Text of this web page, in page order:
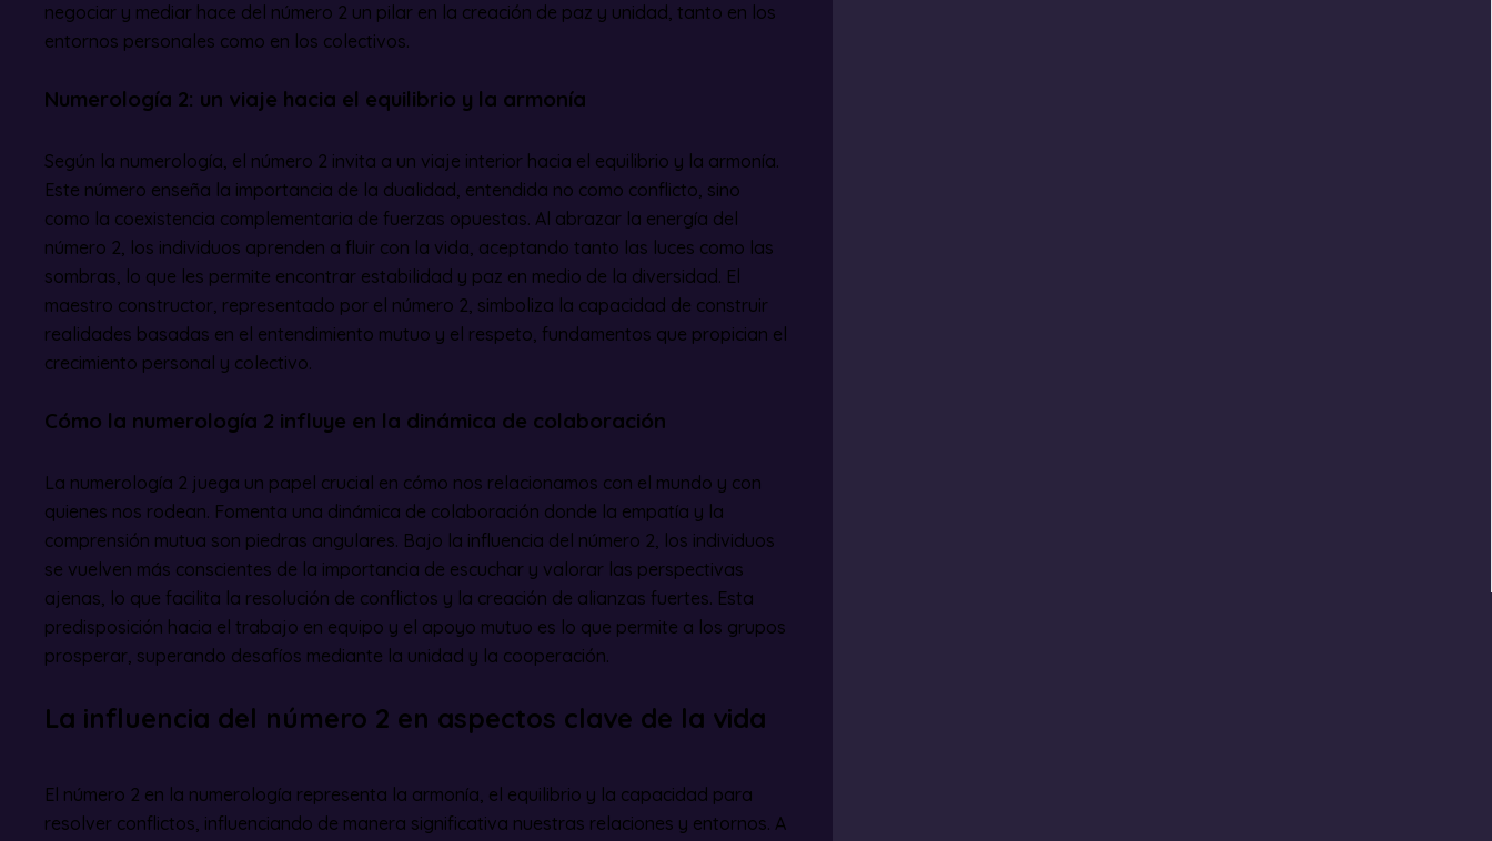
negociar y mediar hace del número 2 un pilar en la creación de paz y unidad, tanto en los
entornos personales como en los colectivos.
Numerología 2: un viaje hacia el equilibrio y la armonía
Según la numerología, el número 2 invita a un viaje interior hacia el equilibrio y la armonía.
Este número enseña la importancia de la dualidad, entendida no como conflicto, sino
como la coexistencia complementaria de fuerzas opuestas. Al abrazar la energía del
número 2, los individuos aprenden a fluir con la vida, aceptando tanto las luces como las
sombras, lo que les permite encontrar estabilidad y paz en medio de la diversidad. El
maestro constructor, representado por el número 2, simboliza la capacidad de construir
realidades basadas en el entendimiento mutuo y el respeto, fundamentos que propician el
crecimiento personal y colectivo.
Cómo la numerología 2 influye en la dinámica de colaboración
La numerología 2 juega un papel crucial en cómo nos relacionamos con el mundo y con
quienes nos rodean. Fomenta una dinámica de colaboración donde la empatía y la
comprensión mutua son piedras angulares. Bajo la influencia del número 2, los individuos
se vuelven más conscientes de la importancia de escuchar y valorar las perspectivas
ajenas, lo que facilita la resolución de conflictos y la creación de alianzas fuertes. Esta
predisposición hacia el trabajo en equipo y el apoyo mutuo es lo que permite a los grupos
prosperar, superando desafíos mediante la unidad y la cooperación.
La influencia del número 2 en aspectos clave de la vida
El número 2 en la numerología representa la armonía, el equilibrio y la capacidad para
resolver conflictos, influenciando de manera significativa nuestras relaciones y entornos. A